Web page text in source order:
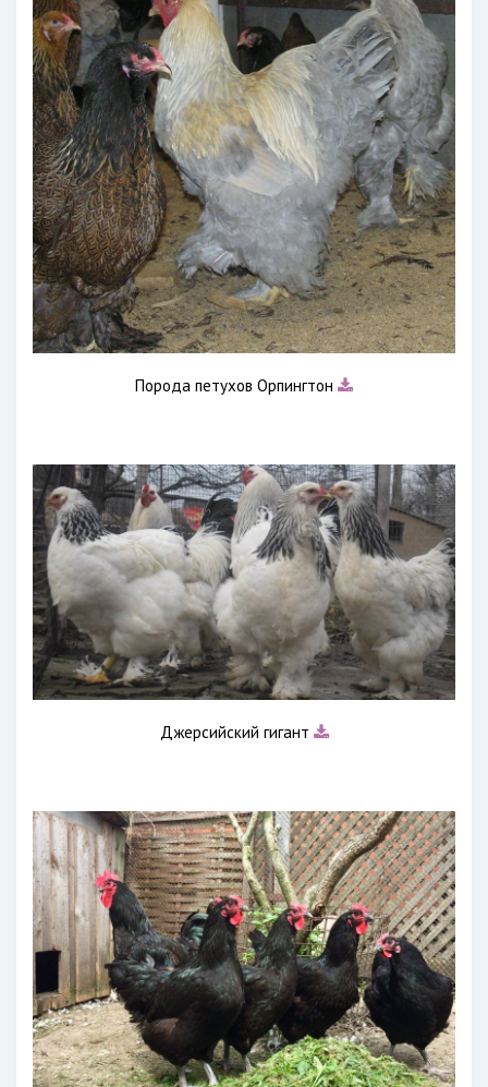
Порода петухов Орпингтон
Джерсийский гигант